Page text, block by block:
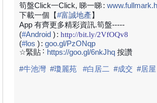
筍盤Click一Click, 睇一睇:
下載一個【#富誠地產】
App 有齊更多精彩資訊.筍盤-----
(#Android ) : http://bit.ly/2VfOQv8
(#los ) : goo.gl/PzONqp
☆緊貼 :https://goo.gl/6nkJhq 按讚
#牛池灣 #瓊麗苑 #白居二 #成交 #居屋